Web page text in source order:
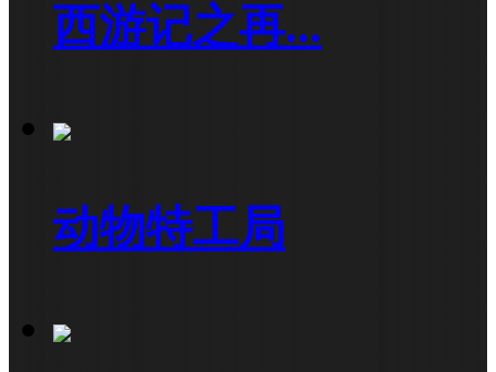
西游记之再...
动物特工局